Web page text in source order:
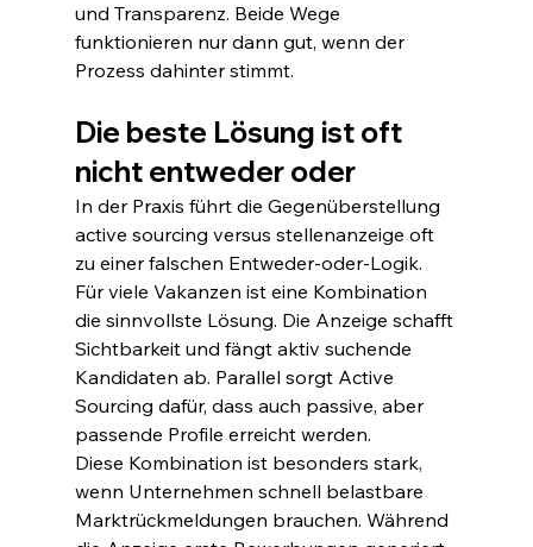
und Transparenz. Beide Wege
funktionieren nur dann gut, wenn der
Prozess dahinter stimmt.
Die beste Lösung ist oft
nicht entweder oder
In der Praxis führt die Gegenüberstellung
active sourcing versus stellenanzeige oft
zu einer falschen Entweder-oder-Logik.
Für viele Vakanzen ist eine Kombination
die sinnvollste Lösung. Die Anzeige schafft
Sichtbarkeit und fängt aktiv suchende
Kandidaten ab. Parallel sorgt Active
Sourcing dafür, dass auch passive, aber
passende Profile erreicht werden.
Diese Kombination ist besonders stark,
wenn Unternehmen schnell belastbare
Marktrückmeldungen brauchen. Während